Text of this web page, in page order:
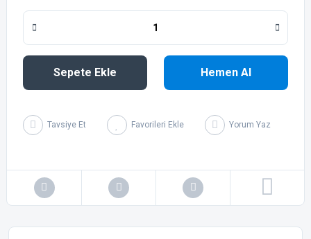
Sepete Ekle Hemen Al
Tavsiye Et Yorum Yaz